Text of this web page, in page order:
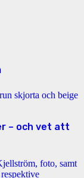
– och vet att